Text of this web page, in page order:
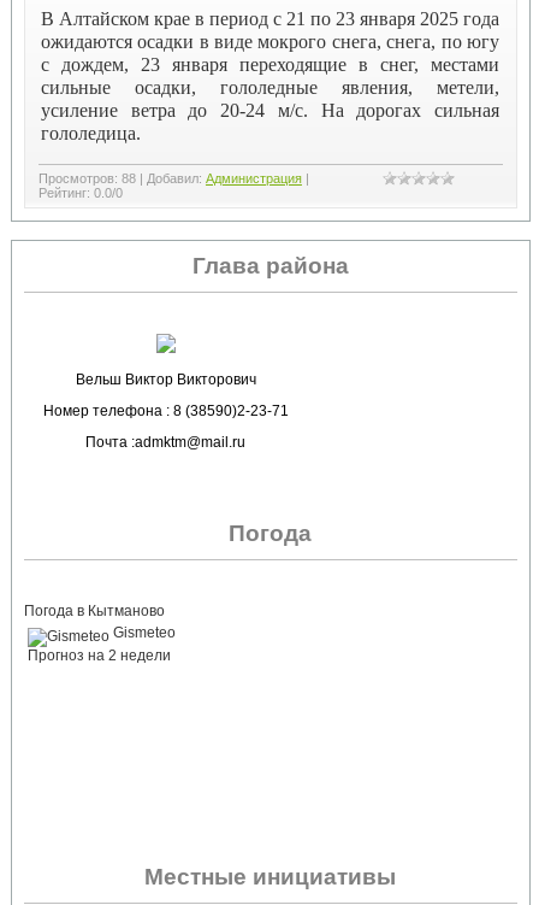
В Алтайском крае в период с 21 по 23 января 2025 года
ожидаются осадки в виде мокрого снега, снега, по югу
с дождем, 23 января переходящие в снег, местами
сильные осадки, гололедные явления, метели,
усиление ветра до 20-24 м/с. На дорогах сильная
гололедица.
Просмотров: 88| Добавил: Администрация |
Рейтинг: 0.0/0
Глава района
Вельш Виктор Викторович
Номер телефона : 8 (38590)2-23-71
Почта :admktm@mail.ru
Погода
Погода в Кытманово
Gismeteo
Прогноз на 2 недели
Местные инициативы